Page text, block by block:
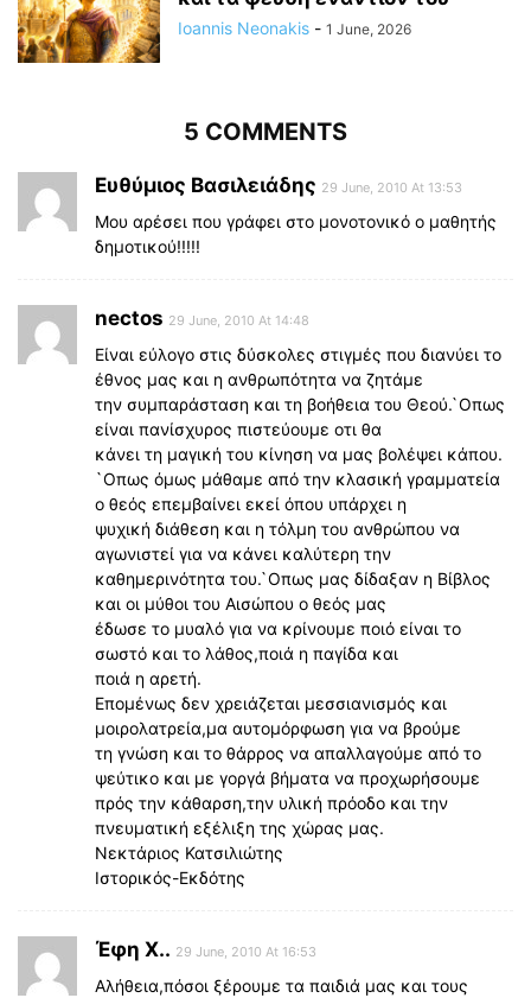
Ioannis Neonakis - 1 June, 2026
5 COMMENTS
Ευθύμιος Βασιλειάδης 29 June, 2010 At 13:53
Μου αρέσει που γράφει στο μονοτονικό ο μαθητής
δημοτικού!!!!!
nectos 29 June, 2010 At 14:48
Είναι εύλογο στις δύσκολες στιγμές που διανύει το
έθνος μας και η ανθρωπότητα να ζητάμε
την συμπαράσταση και τη βοήθεια του Θεού.`Οπως
είναι πανίσχυρος πιστεύουμε οτι θα
κάνει τη μαγική του κίνηση να μας βολέψει κάπου.
`Οπως όμως μάθαμε από την κλασική γραμματεία
ο θεός επεμβαίνει εκεί όπου υπάρχει η
ψυχική διάθεση και η τόλμη του ανθρώπου να
αγωνιστεί για να κάνει καλύτερη την
καθημερινότητα του.`Οπως μας δίδαξαν η Βίβλος
και οι μύθοι του Αισώπου ο θεός μας
έδωσε το μυαλό για να κρίνουμε ποιό είναι το
σωστό και το λάθος,ποιά η παγίδα και
ποιά η αρετή.
Επομένως δεν χρειάζεται μεσσιανισμός και
μοιρολατρεία,μα αυτομόρφωση για να βρούμε
τη γνώση και το θάρρος να απαλλαγούμε από το
ψεύτικο και με γοργά βήματα να προχωρήσουμε
πρός την κάθαρση,την υλική πρόοδο και την
πνευματική εξέλιξη της χώρας μας.
Νεκτάριος Κατσιλιώτης
Ιστορικός-Εκδότης
Έφη Χ.. 29 June, 2010 At 16:53
Αλήθεια,πόσοι ξέρουμε τα παιδιά μας και τους